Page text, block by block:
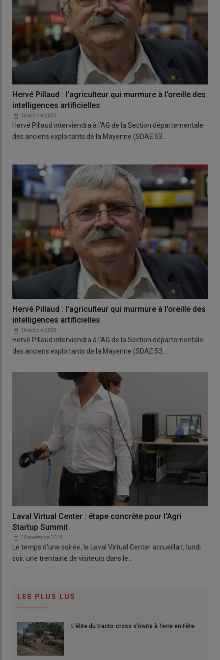
Hervé Pillaud : l'agriculteur qui murmure à l'oreille des
intelligences artificielles
16 octobre 2025
Hervé Pillaud interviendra à l’AG de la Section départementale
des anciens exploitants de la Mayenne (SDAE 53…
Hervé Pillaud : l'agriculteur qui murmure à l'oreille des
intelligences artificielles
16 octobre 2025
Hervé Pillaud interviendra à l’AG de la Section départementale
des anciens exploitants de la Mayenne (SDAE 53…
Laval Virtual Center : étape concrète pour l'Agri
Startup Summit
20 novembre 2019
Le temps d'une soirée, le Laval Virtual Center accueillait, lundi
soir, une trentaine de visiteurs dans le…
LES PLUS LUS
L'élite du tracto-cross s'invite à Terre en Fête